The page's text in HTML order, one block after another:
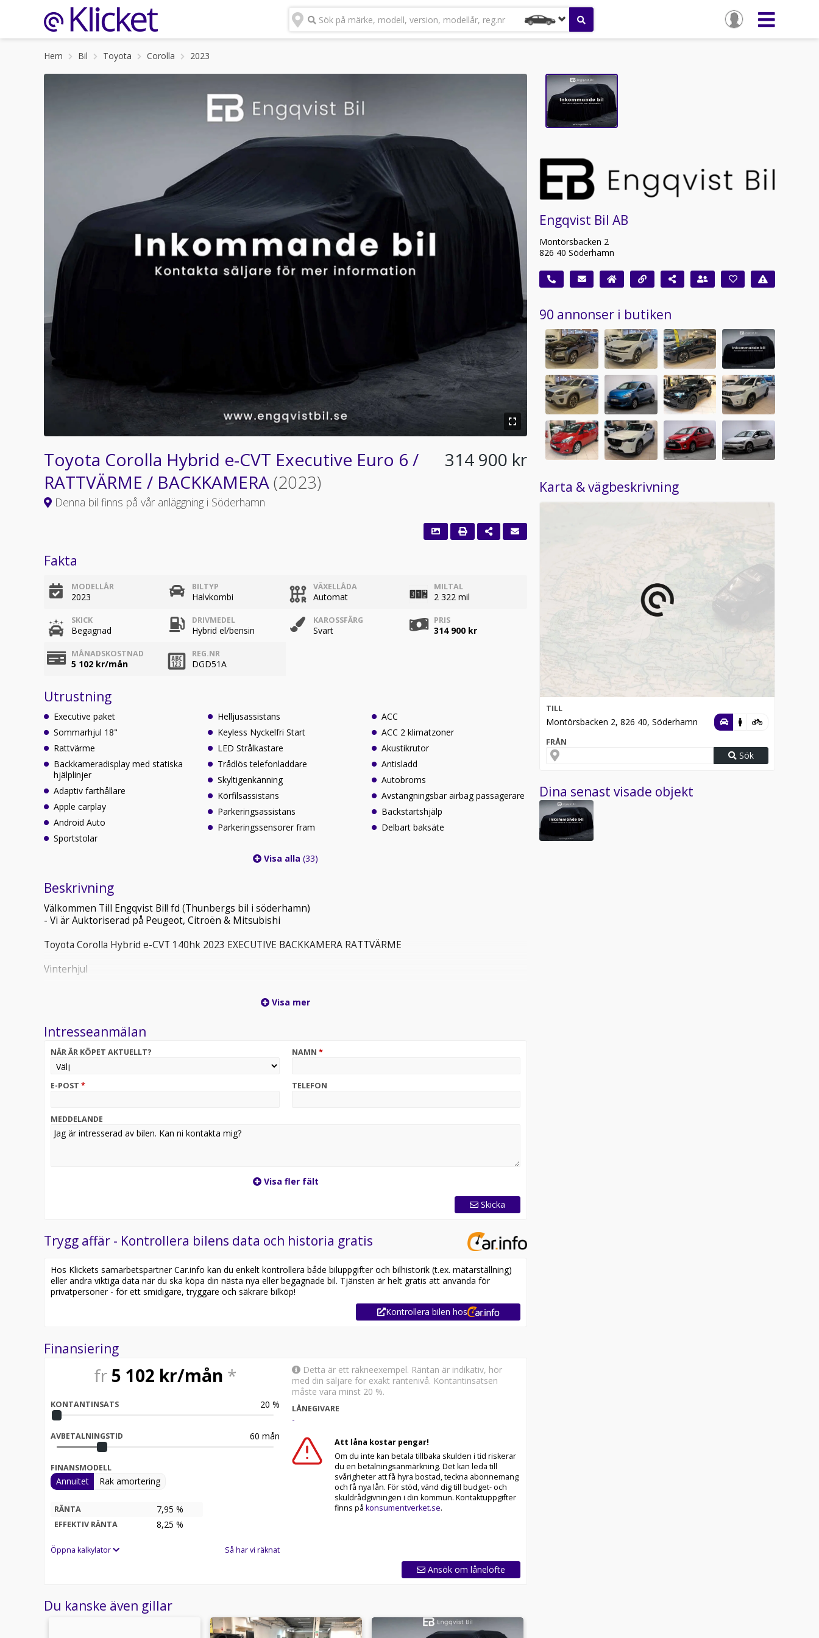
Sök på märke, modell, version, modellår, reg.nr
Hem Bil Toyota Corolla 2023
Toyota Corolla Hybrid e-CVT Executive Euro 6 /
RATTVÄRME / BACKKAMERA(2023)
Denna bil finns på vår anläggning i Söderhamn
314 900 kr
Fakta
MODELLÅR
2023
BILTYP
Halvkombi
VÄXELLÅDA
Automat
MILTAL
2 322 mil
SKICK
Begagnad
DRIVMEDEL
Hybrid el/bensin
KAROSSFÄRG
Svart
PRIS
314 900 kr
MÅNADSKOSTNAD
5 102 kr/mån
REG.NR
DGD51A
Utrustning
Executive paket
Sommarhjul 18"
Rattvärme
Backkameradisplay med statiska
hjälplinjer
Adaptiv farthållare
Apple carplay
Android Auto
Sportstolar
Helljusassistans
Keyless Nyckelfri Start
LED Strålkastare
Trådlös telefonladdare
Skyltigenkänning
Körfilsassistans
Parkeringsassistans
Parkeringssensorer fram
ACC
ACC 2 klimatzoner
Akustikrutor
Antisladd
Autobroms
Avstängningsbar airbag passagerare
Backstartshjälp
Delbart baksäte
Visa alla(33)
Beskrivning
Välkommen Till Engqvist Bil! fd (Thunbergs bil i söderhamn)
- Vi är Auktoriserad på Peugeot, Citroën & Mitsubishi
Toyota Corolla Hybrid e-CVT 140hk 2023 EXECUTIVE BACKKAMERA RATTVÄRME
Vinterhjul
Vi erbjuder hemleverans i hela Sverige, prata med din säljare för mer info!
På grund av korta lager tider så rekommenderar vi alltid att ni ringer innan för att säkerställa att er bil finns
kvar i lager!
Visa mer
Intresseanmälan
NÄR ÄR KÖPET AKTUELLT? NAMN *
E-POST * TELEFON
MEDDELANDE
Visa fler fält
Skicka
Trygg affär - Kontrollera bilens data och historia gratis
Hos Klickets samarbetspartner Car.info kan du enkelt kontrollera både biluppgifter och bilhistorik (t.ex. mätarställning)
eller andra viktiga data när du ska köpa din nästa nya eller begagnade bil. Tjänsten är helt gratis att använda för
privatpersoner - för ett smidigare, tryggare och säkrare bilköp!
Kontrollera bilen hos
Finansiering
fr 5 102 kr/mån *
KONTANTINSATS 20 %
AVBETALNINGSTID 60 mån
FINANSMODELL
Annuitet Rak amortering
RÄNTA 7,95 %
EFFEKTIV RÄNTA 8,25 %
Öppna kalkylator Så har vi räknat
Detta är ett räkneexempel. Räntan är indikativ, hör
med din säljare för exakt räntenivå. Kontantinsatsen
måste vara minst 20 %.
LÅNEGIVARE
-
Att låna kostar pengar!
Om du inte kan betala tillbaka skulden i tid riskerar
du en betalningsanmärkning. Det kan leda till
svårigheter att få hyra bostad, teckna abonnemang
och få nya lån. För stöd, vänd dig till budget- och
skuldrådgivningen i din kommun. Kontaktuppgifter
finns på konsumentverket.se.
Ansök om lånelöfte
Du kanske även gillar
Engqvist Bil AB
Montörsbacken 2
826 40 Söderhamn
90 annonser i butiken
Karta & vägbeskrivning
TILL
Montörsbacken 2, 826 40, Söderhamn
FRÅN
Sök
Dina senast visade objekt